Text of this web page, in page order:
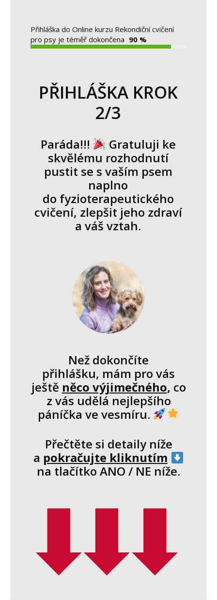
Přihláška do Online kurzu Rekondiční cvičení
pro psy je téměř dokončena 90 %
PŘIHLÁŠKA KROK
2/3
Paráda!!!
Gratuluji ke
skvělému rozhodnutí
pustit se s vaším psem
naplno
do fyzioterapeutického
cvičení, zlepšit jeho zdraví
a váš vztah.
Než dokončíte
přihlášku, mám pro vás
ještě něco výjimečného, co
z vás udělá nejlepšího
páníčka ve vesmíru.
Přečtěte si detaily níže
a pokračujte kliknutím
na tlačítko ANO / NE níže.